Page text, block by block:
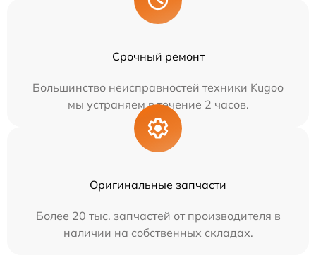
Срочный ремонт
Большинство неисправностей техники Kugoo
мы устраняем в течение 2 часов.
Оригинальные запчасти
Более 20 тыс. запчастей от производителя в
наличии на собственных складах.